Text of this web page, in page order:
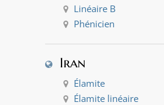
Linéaire B
Phénicien
Iran
Élamite
Élamite linéaire